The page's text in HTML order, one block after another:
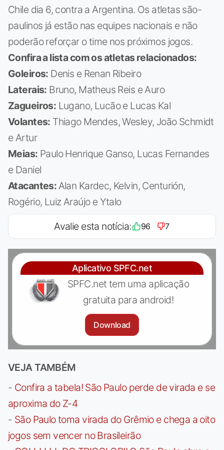
Chile dia 6, contra a Argentina. Os atletas são-
paulinos já estão nas equipes nacionais e não
poderão reforçar o time nos próximos jogos.
Confira a lista com os atletas relacionados:
Goleiros: Denis e Renan Ribeiro
Laterais: Bruno, Matheus Reis e Auro
Zagueiros: Lugano, Lucão e Lucas Kal
Volantes: Thiago Mendes, Wesley, João Schmidt
e Artur
Meias: Paulo Henrique Ganso, Lucas Fernandes
e Daniel
Atacantes: Alan Kardec, Kelvin, Centurión,
Rogério, Luiz Araújo e Ytalo
Avalie esta notícia: 96 7
Aplicativo SPFC.net
SPFC.net tem uma aplicação
gratuita para android!
Download
VEJA TAMBÉM
- Confira a tabela! São Paulo perde de virada e se
aproxima do Z-4
- São Paulo toma virada do Grêmio e chega a oito
jogos sem vencer no Brasileirão